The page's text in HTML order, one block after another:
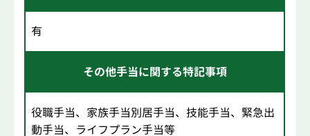
有
その他手当に関する特記事項
役職手当、家族手当別居手当、技能手当、緊急出
動手当、ライフプラン手当等